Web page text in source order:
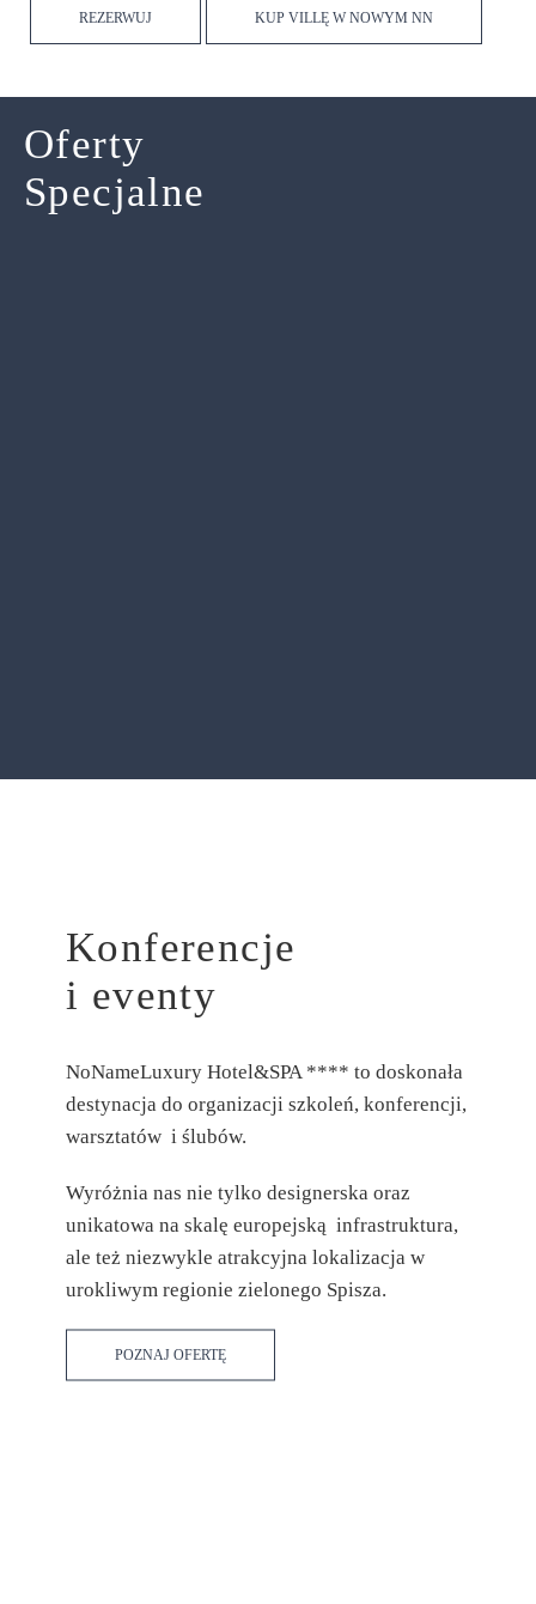
REZERWUJ KUP VILLĘ W NOWYM NN
Oferty
Specjalne
ZOBACZ SZCZEGÓŁY
Konferencje
i eventy
NoNameLuxury Hotel&SPA **** to doskonała
destynacja do organizacji szkoleń, konferencji,
warsztatów i ślubów.
Wyróżnia nas nie tylko designerska oraz
unikatowa na skalę europejską infrastruktura,
ale też niezwykle atrakcyjna lokalizacja w
urokliwym regionie zielonego Spisza.
POZNAJ OFERTĘ